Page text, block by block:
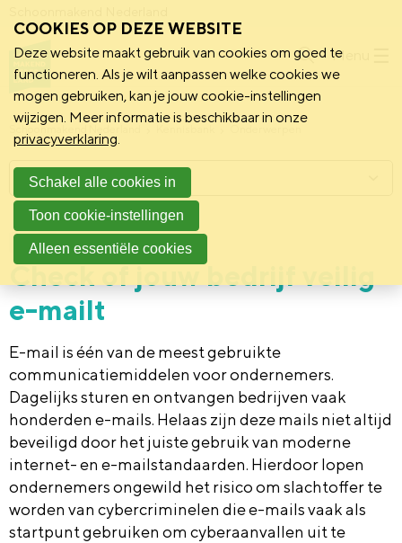
Menu
Schoonmakend Nederland
Praktijk 23 juli 2020
Check of jouw bedrijf veilig
e-mailt
E-mail is één van de meest gebruikte
communicatiemiddelen voor ondernemers.
Dagelijks sturen en ontvangen bedrijven vaak
honderden e-mails. Helaas zijn deze mails niet altijd
beveiligd door het juiste gebruik van moderne
internet- en e-mailstandaarden. Hierdoor lopen
ondernemers ongewild het risico om slachtoffer te
worden van cybercriminelen die e-mails vaak als
startpunt gebruiken om cyberaanvallen uit te
Menu
COOKIES OP DEZE WEBSITE
Deze website maakt gebruik van cookies om goed te
functioneren. Als je wilt aanpassen welke cookies we
mogen gebruiken, kan je jouw cookie-instellingen
wijzigen. Meer informatie is beschikbaar in onze
privacyverklaring.
Schakel alle cookies in
Toon cookie-instellingen
Alleen essentiële cookies